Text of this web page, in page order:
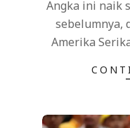
Angka ini naik
sebelumnya,
Amerika